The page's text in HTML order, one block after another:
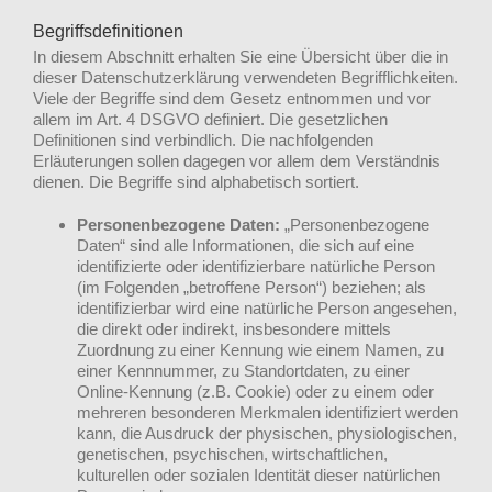
Begriffsdefinitionen
In diesem Abschnitt erhalten Sie eine Übersicht über die in
dieser Datenschutzerklärung verwendeten Begrifflichkeiten.
Viele der Begriffe sind dem Gesetz entnommen und vor
allem im Art. 4 DSGVO definiert. Die gesetzlichen
Definitionen sind verbindlich. Die nachfolgenden
Erläuterungen sollen dagegen vor allem dem Verständnis
dienen. Die Begriffe sind alphabetisch sortiert.
Personenbezogene Daten: „Personenbezogene
Daten“ sind alle Informationen, die sich auf eine
identifizierte oder identifizierbare natürliche Person
(im Folgenden „betroffene Person“) beziehen; als
identifizierbar wird eine natürliche Person angesehen,
die direkt oder indirekt, insbesondere mittels
Zuordnung zu einer Kennung wie einem Namen, zu
einer Kennnummer, zu Standortdaten, zu einer
Online-Kennung (z.B. Cookie) oder zu einem oder
mehreren besonderen Merkmalen identifiziert werden
kann, die Ausdruck der physischen, physiologischen,
genetischen, psychischen, wirtschaftlichen,
kulturellen oder sozialen Identität dieser natürlichen